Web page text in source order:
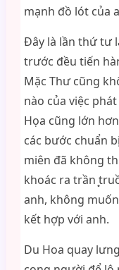
mạnh đồ lót của
Đây là lần thứ tư
trước đều tiến
Mặc Thư cũng
nào của việc
Họa cũng lớn
các bước chuẩn
miên đã không
khoác ra trần
anh, không
kết hợp với anh.
Du Hoa quay